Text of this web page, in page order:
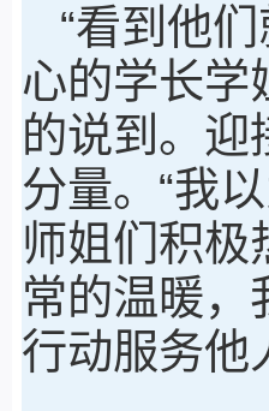
“看到他
心的学长学
的说到。迎
分量。“我
师姐们积极
常的温暖，
行动服务他